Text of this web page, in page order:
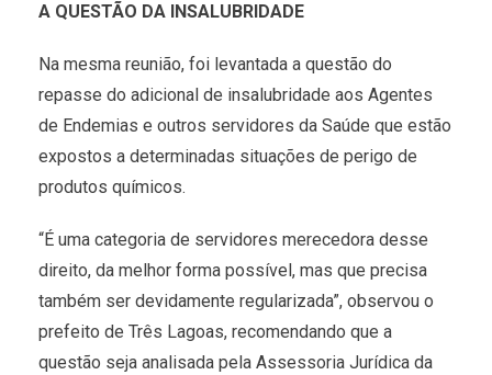
A QUESTÃO DA INSALUBRIDADE
Na mesma reunião, foi levantada a questão do
repasse do adicional de insalubridade aos Agentes
de Endemias e outros servidores da Saúde que estão
expostos a determinadas situações de perigo de
produtos químicos.
“É uma categoria de servidores merecedora desse
direito, da melhor forma possível, mas que precisa
também ser devidamente regularizada”, observou o
prefeito de Três Lagoas, recomendando que a
questão seja analisada pela Assessoria Jurídica da